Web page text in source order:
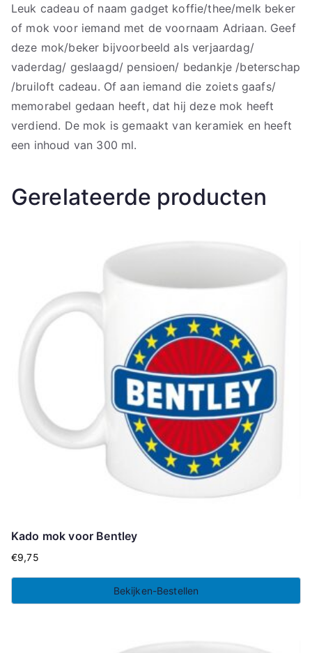
Leuk cadeau of naam gadget koffie/thee/melk beker
of mok voor iemand met de voornaam Adriaan. Geef
deze mok/beker bijvoorbeeld als verjaardag/
vaderdag/ geslaagd/ pensioen/ bedankje /beterschap
/bruiloft cadeau. Of aan iemand die zoiets gaafs/
memorabel gedaan heeft, dat hij deze mok heeft
verdiend. De mok is gemaakt van keramiek en heeft
een inhoud van 300 ml.
Gerelateerde producten
Kado mok voor Bentley
€9,75
Bekijken-Bestellen